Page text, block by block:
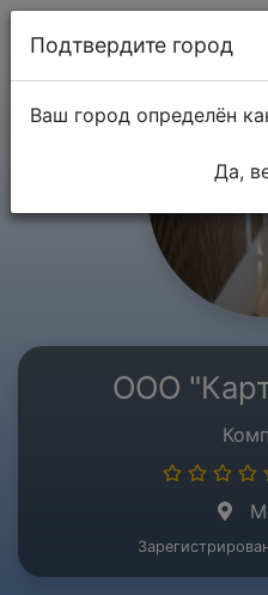
ООО
Подтвердите город
Ваш город определён
Да,